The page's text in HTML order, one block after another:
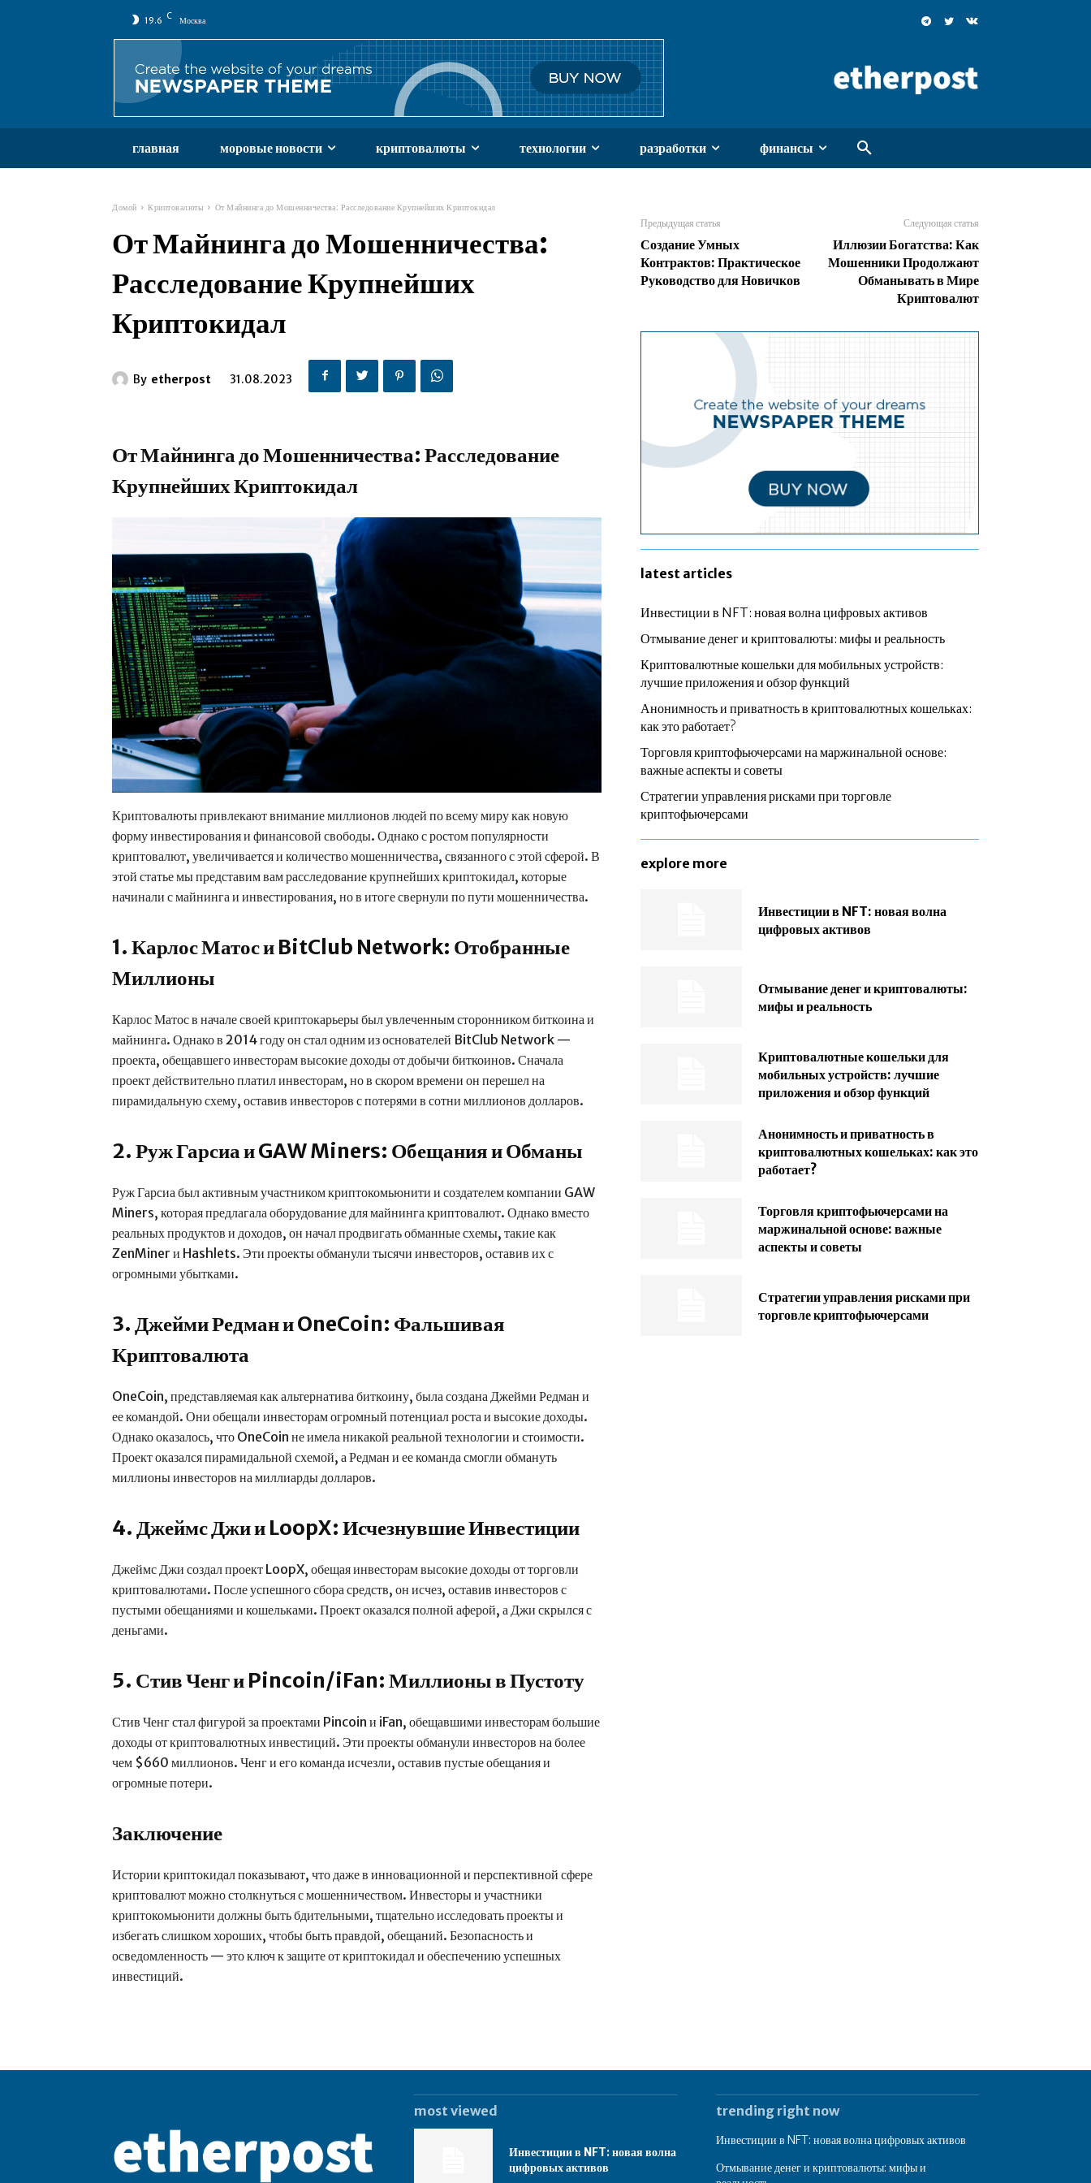
19.6 C Москва
главная моровые новости криптовалюты технологии разработки финансы
Домой Криптовалюты От Майнинга до Мошенничества: Расследование Крупнейших Криптокидал
От Майнинга до Мошенничества:
Расследование Крупнейших
Криптокидал
By etherpost 31.08.2023
От Майнинга до Мошенничества: Расследование
Крупнейших Криптокидал
Криптовалюты привлекают внимание миллионов людей по всему миру как новую
форму инвестирования и финансовой свободы. Однако с ростом популярности
криптовалют, увеличивается и количество мошенничества, связанного с этой сферой. В
этой статье мы представим вам расследование крупнейших криптокидал, которые
начинали с майнинга и инвестирования, но в итоге свернули по пути мошенничества.
1. Карлос Матос и BitClub Network: Отобранные
Миллионы
Карлос Матос в начале своей криптокарьеры был увлеченным сторонником биткоина и
майнинга. Однако в 2014 году он стал одним из основателей BitClub Network —
проекта, обещавшего инвесторам высокие доходы от добычи биткоинов. Сначала
проект действительно платил инвесторам, но в скором времени он перешел на
пирамидальную схему, оставив инвесторов с потерями в сотни миллионов долларов.
2. Руж Гарсиа и GAW Miners: Обещания и Обманы
Руж Гарсиа был активным участником криптокомьюнити и создателем компании GAW
Miners, которая предлагала оборудование для майнинга криптовалют. Однако вместо
реальных продуктов и доходов, он начал продвигать обманные схемы, такие как
ZenMiner и Hashlets. Эти проекты обманули тысячи инвесторов, оставив их с
огромными убытками.
3. Джейми Редман и OneCoin: Фальшивая
Криптовалюта
OneCoin, представляемая как альтернатива биткоину, была создана Джейми Редман и
ее командой. Они обещали инвесторам огромный потенциал роста и высокие доходы.
Однако оказалось, что OneCoin не имела никакой реальной технологии и стоимости.
Проект оказался пирамидальной схемой, а Редман и ее команда смогли обмануть
миллионы инвесторов на миллиарды долларов.
4. Джеймс Джи и LoopX: Исчезнувшие Инвестиции
Джеймс Джи создал проект LoopX, обещая инвесторам высокие доходы от торговли
криптовалютами. После успешного сбора средств, он исчез, оставив инвесторов с
пустыми обещаниями и кошельками. Проект оказался полной аферой, а Джи скрылся с
деньгами.
5. Стив Ченг и Pincoin/iFan: Миллионы в Пустоту
Стив Ченг стал фигурой за проектами Pincoin и iFan, обещавшими инвесторам большие
доходы от криптовалютных инвестиций. Эти проекты обманули инвесторов на более
чем $660 миллионов. Ченг и его команда исчезли, оставив пустые обещания и
огромные потери.
Заключение
Истории криптокидал показывают, что даже в инновационной и перспективной сфере
криптовалют можно столкнуться с мошенничеством. Инвесторы и участники
криптокомьюнити должны быть бдительными, тщательно исследовать проекты и
избегать слишком хороших, чтобы быть правдой, обещаний. Безопасность и
осведомленность — это ключ к защите от криптокидал и обеспечению успешных
инвестиций.
Предыдущая статья
Создание Умных
Контрактов: Практическое
Руководство для Новичков
Следующая статья
Иллюзии Богатства: Как
Мошенники Продолжают
Обманывать в Мире
Криптовалют
latest articles
Инвестиции в NFT: новая волна цифровых активов
Отмывание денег и криптовалюты: мифы и реальность
Криптовалютные кошельки для мобильных устройств:
лучшие приложения и обзор функций
Анонимность и приватность в криптовалютных кошельках:
как это работает?
Торговля криптофьючерсами на маржинальной основе:
важные аспекты и советы
Стратегии управления рисками при торговле
криптофьючерсами
explore more
Инвестиции в NFT: новая волна
цифровых активов
Отмывание денег и криптовалюты:
мифы и реальность
Криптовалютные кошельки для
мобильных устройств: лучшие
приложения и обзор функций
Анонимность и приватность в
криптовалютных кошельках: как это
работает?
Торговля криптофьючерсами на
маржинальной основе: важные
аспекты и советы
Стратегии управления рисками при
торговле криптофьючерсами
most viewed
Инвестиции в NFT: новая волна
цифровых активов
trending right now
Инвестиции в NFT: новая волна цифровых активов
Отмывание денег и криптовалюты: мифы и